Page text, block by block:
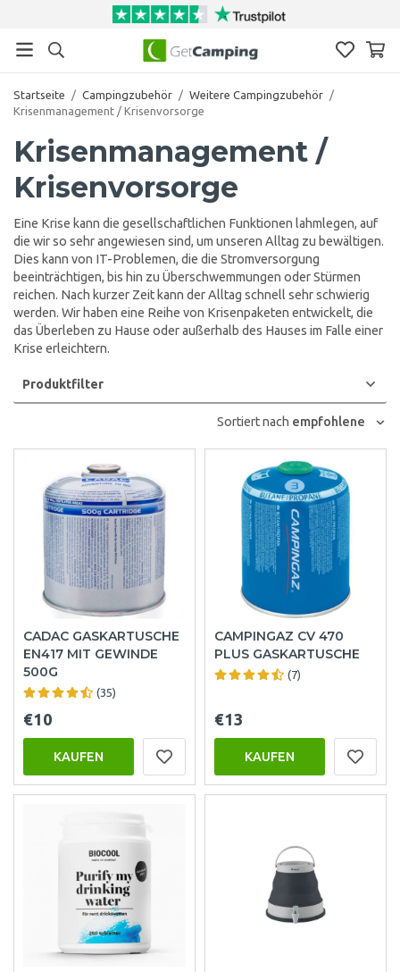
Startseite / Campingzubehör / Weitere Campingzubehör /
Krisenmanagement / Krisenvorsorge
Krisenmanagement /
Krisenvorsorge
Eine Krise kann die gesellschaftlichen Funktionen lahmlegen, auf
die wir so sehr angewiesen sind, um unseren Alltag zu bewältigen.
Dies kann von IT-Problemen, die die Stromversorgung
beeinträchtigen, bis hin zu Überschwemmungen oder Stürmen
reichen. Nach kurzer Zeit kann der Alltag schnell sehr schwierig
werden. Wir haben eine Reihe von Krisenpaketen entwickelt, die
das Überleben zu Hause oder außerhalb des Hauses im Falle einer
Krise erleichtern.
Produktfilter
Sortiert nach empfohlene
CADAC GASKARTUSCHE
EN417 MIT GEWINDE
500G
(35)
€10
KAUFEN
CAMPINGAZ CV 470
PLUS GASKARTUSCHE
(7)
€13
KAUFEN